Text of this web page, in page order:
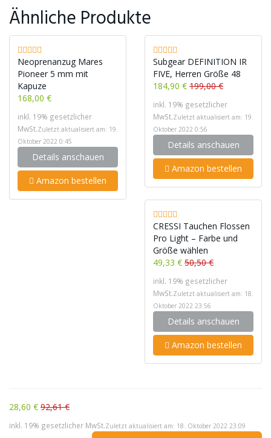
Ähnliche Produkte
Neoprenanzug Mares
Pioneer 5 mm mit
Kapuze
168,00 €
inkl. 19% gesetzlicher
MwSt.Zuletzt aktualisiert am: 19.
Oktober 2022 0:45
Details anschauen
Amazon bestellen
Subgear DEFINITION IR
FIVE, Herren Größe 48
184,90 € 199,00 €
inkl. 19% gesetzlicher
MwSt.Zuletzt aktualisiert am: 19.
Oktober 2022 0:56
Details anschauen
Amazon bestellen
CRESSI Tauchen Flossen
Pro Light – Farbe und
Größe wählen
49,33 € 50,50 €
inkl. 19% gesetzlicher
MwSt.Zuletzt aktualisiert am: 18.
Oktober 2022 23:56
Details anschauen
Amazon bestellen
28,60 € 92,61 €
inkl. 19% gesetzlicher MwSt.Zuletzt aktualisiert am: 18. Oktober 2022 23:09